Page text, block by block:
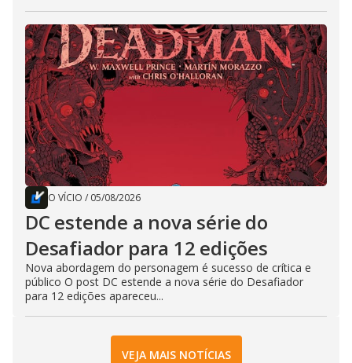
O VÍCIO / 05/08/2026
DC estende a nova série do
Desafiador para 12 edições
Nova abordagem do personagem é sucesso de crítica e
público O post DC estende a nova série do Desafiador
para 12 edições apareceu...
VEJA MAIS NOTÍCIAS